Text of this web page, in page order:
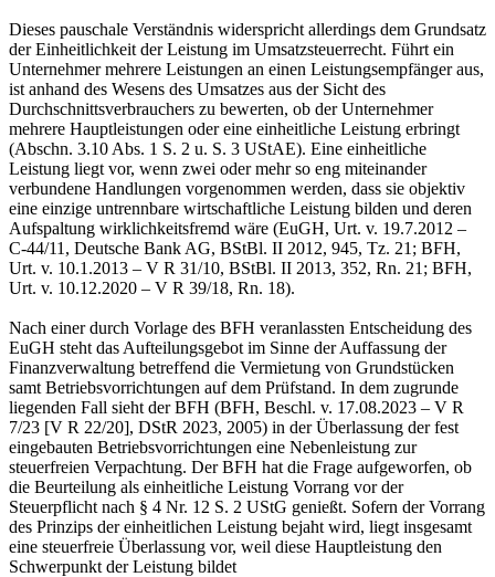
Dieses pauschale Verständnis widerspricht allerdings dem Grundsatz
der Einheitlichkeit der Leistung im Umsatzsteuerrecht. Führt ein
Unternehmer mehrere Leistungen an einen Leistungsempfänger aus,
ist anhand des Wesens des Umsatzes aus der Sicht des
Durchschnittsverbrauchers zu bewerten, ob der Unternehmer
mehrere Hauptleistungen oder eine einheitliche Leistung erbringt
(Abschn. 3.10 Abs. 1 S. 2 u. S. 3 UStAE). Eine einheitliche
Leistung liegt vor, wenn zwei oder mehr so eng miteinander
verbundene Handlungen vorgenommen werden, dass sie objektiv
eine einzige untrennbare wirtschaftliche Leistung bilden und deren
Aufspaltung wirklichkeitsfremd wäre (EuGH, Urt. v. 19.7.2012 –
C-44/11, Deutsche Bank AG, BStBl. II 2012, 945, Tz. 21; BFH,
Urt. v. 10.1.2013 – V R 31/10, BStBl. II 2013, 352, Rn. 21; BFH,
Urt. v. 10.12.2020 – V R 39/18, Rn. 18).
Nach einer durch Vorlage des BFH veranlassten Entscheidung des
EuGH steht das Aufteilungsgebot im Sinne der Auffassung der
Finanzverwaltung betreffend die Vermietung von Grundstücken
samt Betriebsvorrichtungen auf dem Prüfstand. In dem zugrunde
liegenden Fall sieht der BFH (BFH, Beschl. v. 17.08.2023 – V R
7/23 [V R 22/20], DStR 2023, 2005) in der Überlassung der fest
eingebauten Betriebsvorrichtungen eine Nebenleistung zur
steuerfreien Verpachtung. Der BFH hat die Frage aufgeworfen, ob
die Beurteilung als einheitliche Leistung Vorrang vor der
Steuerpflicht nach § 4 Nr. 12 S. 2 UStG genießt. Sofern der Vorrang
des Prinzips der einheitlichen Leistung bejaht wird, liegt insgesamt
eine steuerfreie Überlassung vor, weil diese Hauptleistung den
Schwerpunkt der Leistung bildet